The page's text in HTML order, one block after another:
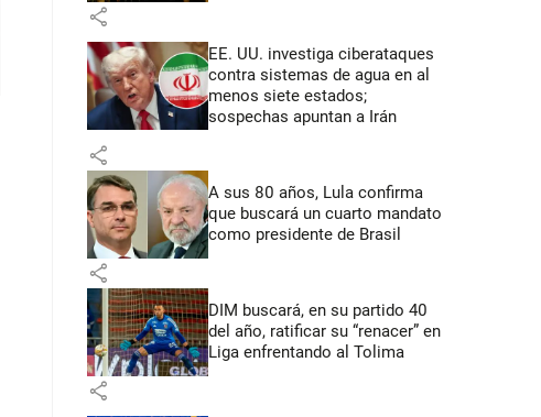
share
EE. UU. investiga ciberataques
contra sistemas de agua en al
menos siete estados;
sospechas apuntan a Irán
share
A sus 80 años, Lula confirma
que buscará un cuarto mandato
como presidente de Brasil
share
DIM buscará, en su partido 40
del año, ratificar su “renacer” en
Liga enfrentando al Tolima
share